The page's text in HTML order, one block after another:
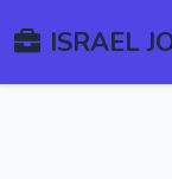
ISRAEL